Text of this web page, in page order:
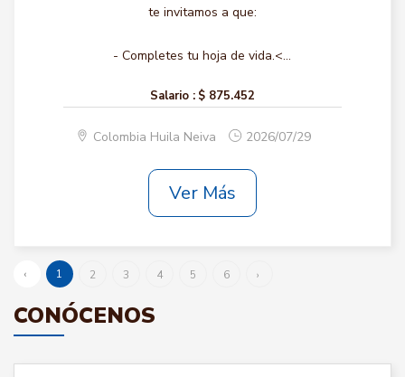
te invitamos a que:
- Completes tu hoja de vida.<...
Salario : $ 875.452
Colombia Huila Neiva 2026/07/29
Ver Más
‹ 1 2 3 4 5 6 ›
CONÓCENOS